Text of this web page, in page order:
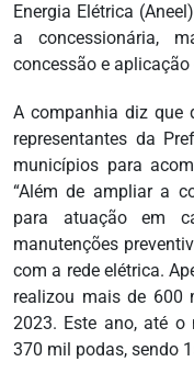
Energia Elétrica
a concessionária,
concessão e
A companhia diz que
representantes da
municípios para
“Além de ampliar a
para atuação em
manutenções
com a rede elétrica.
realizou mais de 600
2023. Este ano, até
370 mil podas, sendo